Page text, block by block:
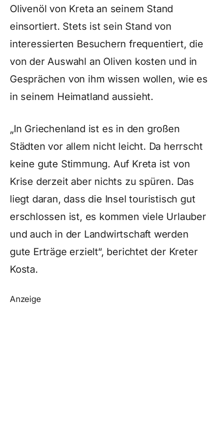
Olivenöl von Kreta an seinem Stand
einsortiert. Stets ist sein Stand von
interessierten Besuchern frequentiert, die
von der Auswahl an Oliven kosten und in
Gesprächen von ihm wissen wollen, wie es
in seinem Heimatland aussieht.
„In Griechenland ist es in den großen
Städten vor allem nicht leicht. Da herrscht
keine gute Stimmung. Auf Kreta ist von
Krise derzeit aber nichts zu spüren. Das
liegt daran, dass die Insel touristisch gut
erschlossen ist, es kommen viele Urlauber
und auch in der Landwirtschaft werden
gute Erträge erzielt“, berichtet der Kreter
Kosta.
Anzeige